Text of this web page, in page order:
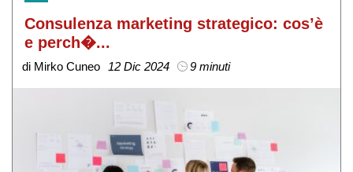
Consulenza marketing strategico: cos’è
e perch�...
di Mirko Cuneo 12 Dic 2024 9 minuti